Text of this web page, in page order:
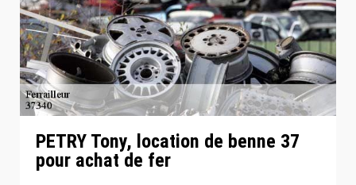
PETRY Tony, location de benne 37
pour achat de fer